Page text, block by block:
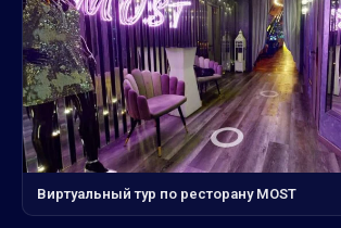
Виртуальный тур по ресторану MOST